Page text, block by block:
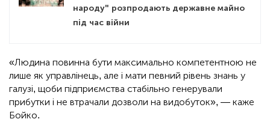
народу" розпродають державне майно
під час війни
«Людина повинна бути максимально компетентною не
лише як управлінець, але і мати певний рівень знань у
галузі, щоби підприємства стабільно генерували
прибутки і не втрачали дозволи на видобуток», — каже
Бойко.